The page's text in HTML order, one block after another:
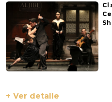
+ Ver detalle